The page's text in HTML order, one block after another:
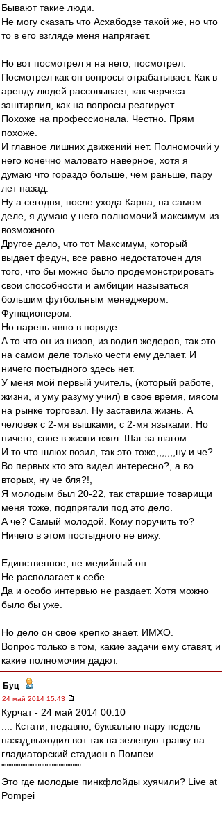
Бывают такие люди.
Не могу сказать что Асхабодзе такой же, но что
то в его взгляде меня напрягает.
Но вот посмотрел я на него, посмотрел.
Посмотрел как он вопросы отрабатывает. Как в
аренду людей рассовывает, как черчеса
заштирлил, как на вопросы реагирует.
Похоже на профессионала. Честно. Прям
похоже.
И главное лишних движений нет. Полномочий у
него конечно маловато наверное, хотя я
думаю что гораздо больше, чем раньше, пару
лет назад.
Ну а сегодня, после ухода Карпа, на самом
деле, я думаю у него полномочий максимум из
возможного.
Другое дело, что тот Максимум, который
выдает федун, все равно недостаточен для
того, что бы можно было продемонстрировать
свои способности и амбиции называться
большим футбольным менеджером.
Функционером.
Но парень явно в поряде.
А то что он из низов, из водил жедеров, так это
на самом деле только чести ему делает. И
ничего постыдного здесь нет.
У меня мой первый учитель, (который работе,
жизни, и уму разуму учил) в свое время, мясом
на рынке торговал. Ну заставила жизнь. А
человек с 2-мя вышками, с 2-мя языками. Но
ничего, свое в жизни взял. Шаг за шагом.
И то что шлюх возил, так это тоже,,,,,,,ну и че?
Во первых кто это видел интересно?, а во
вторых, ну че бля?!,
Я молодым был 20-22, так старшие товарищи
меня тоже, подпрягали под это дело.
А че? Самый молодой. Кому поручить то?
Ничего в этом постыдного не вижу.
Единственное, не медийный он.
Не располагает к себе.
Да и особо интервью не раздает. Хотя можно
было бы уже.
Но дело он свое крепко знает. ИМХО.
Вопрос только в том, какие задачи ему ставят, и
какие полномочия дадют.
Буц -
24 май 2014 15:43
Курчат - 24 май 2014 00:10
.... Кстати, недавно, буквально пару недель
назад,выходил вот так на зеленую травку на
гладиаторский стадион в Помпеи ...
"""""""""""""""""""""""
Это где молодые пинкфлойды хуячили? Live at
Pompei